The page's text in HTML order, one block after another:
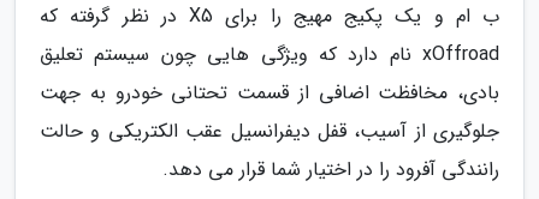
ب ام و یک پکیج مهیج را برای X5 در نظر گرفته که
xOffroad نام دارد که ویژگی هایی چون سیستم تعلیق
بادی، مخافظت اضافی از قسمت تحتانی خودرو به جهت
جلوگیری از آسیب، قفل دیفرانسیل عقب الکتریکی و حالت
رانندگی آفرود را در اختیار شما قرار می دهد.